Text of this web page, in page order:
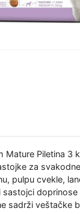
Mature Piletina
za
pulpu cvekle,
sadrži veštačke